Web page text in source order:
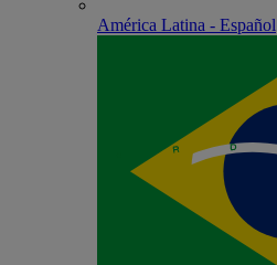
América Latina - Español